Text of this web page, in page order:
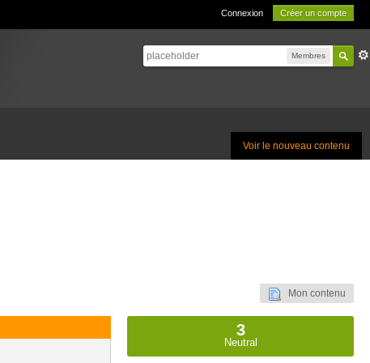
Connexion Créer un compte
Membres
Voir le nouveau contenu
Mon contenu
3
Neutral